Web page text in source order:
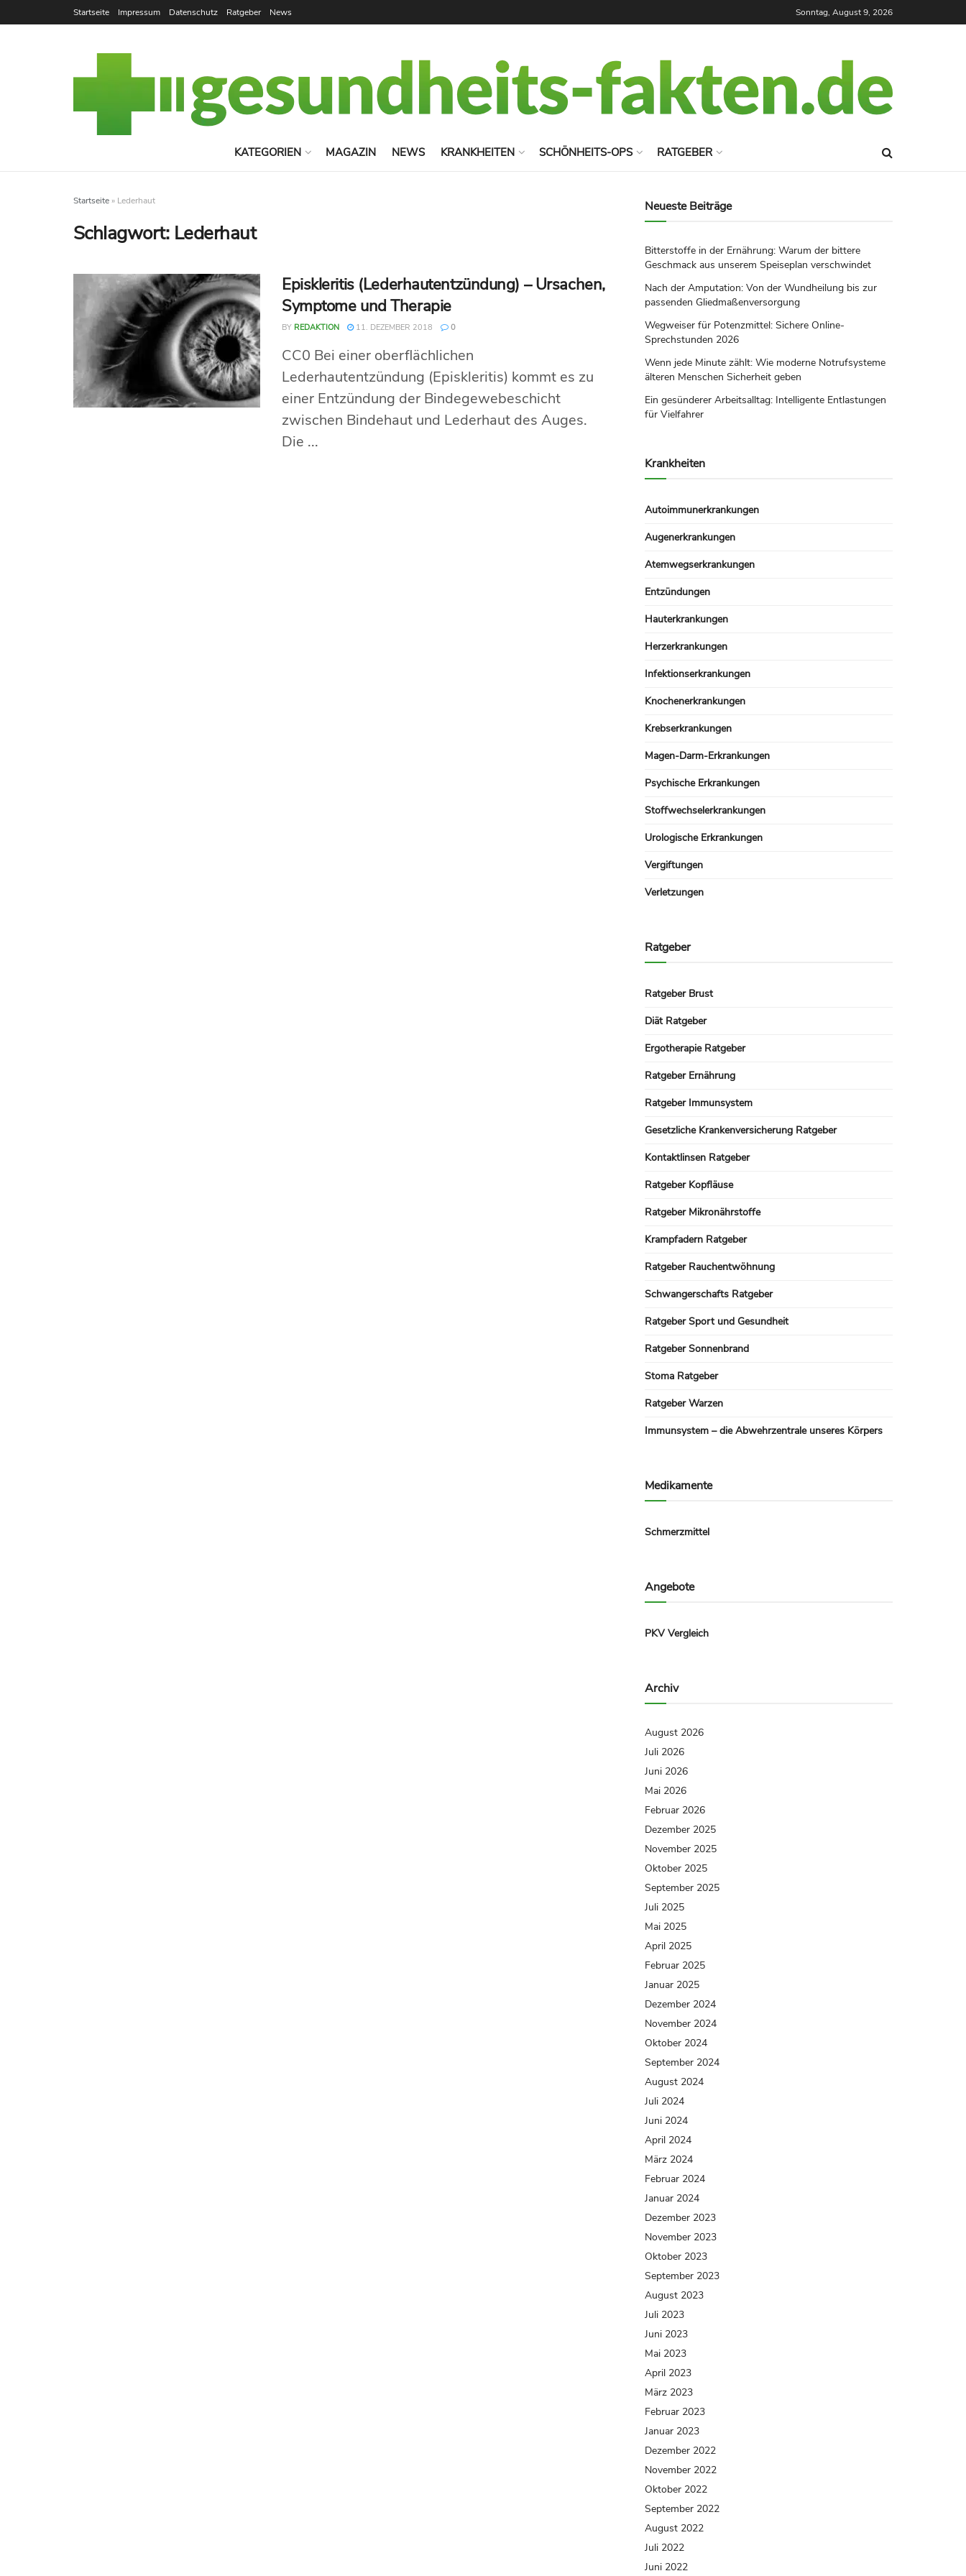
Startseite Impressum Datenschutz Ratgeber News Sonntag, August 9, 2026
KATEGORIEN MAGAZIN NEWS KRANKHEITEN SCHÖNHEITS-OPS RATGEBER
Startseite » Lederhaut
Schlagwort: Lederhaut
Episkleritis (Lederhautentzündung) – Ursachen,
Symptome und Therapie
BY REDAKTION 11. DEZEMBER 2018 0
CC0 Bei einer oberflächlichen
Lederhautentzündung (Episkleritis) kommt es zu
einer Entzündung der Bindegewebeschicht
zwischen Bindehaut und Lederhaut des Auges.
Die ...
Neueste Beiträge
Bitterstoffe in der Ernährung: Warum der bittere
Geschmack aus unserem Speiseplan verschwindet
Nach der Amputation: Von der Wundheilung bis zur
passenden Gliedmaßenversorgung
Wegweiser für Potenzmittel: Sichere Online-
Sprechstunden 2026
Wenn jede Minute zählt: Wie moderne Notrufsysteme
älteren Menschen Sicherheit geben
Ein gesünderer Arbeitsalltag: Intelligente Entlastungen
für Vielfahrer
Krankheiten
Autoimmunerkrankungen
Augenerkrankungen
Atemwegserkrankungen
Entzündungen
Hauterkrankungen
Herzerkrankungen
Infektionserkrankungen
Knochenerkrankungen
Krebserkrankungen
Magen-Darm-Erkrankungen
Psychische Erkrankungen
Stoffwechselerkrankungen
Urologische Erkrankungen
Vergiftungen
Verletzungen
Ratgeber
Ratgeber Brust
Diät Ratgeber
Ergotherapie Ratgeber
Ratgeber Ernährung
Ratgeber Immunsystem
Gesetzliche Krankenversicherung Ratgeber
Kontaktlinsen Ratgeber
Ratgeber Kopfläuse
Ratgeber Mikronährstoffe
Krampfadern Ratgeber
Ratgeber Rauchentwöhnung
Schwangerschafts Ratgeber
Ratgeber Sport und Gesundheit
Ratgeber Sonnenbrand
Stoma Ratgeber
Ratgeber Warzen
Immunsystem – die Abwehrzentrale unseres Körpers
Medikamente
Schmerzmittel
Angebote
PKV Vergleich
Archiv
August 2026
Juli 2026
Juni 2026
Mai 2026
Februar 2026
Dezember 2025
November 2025
Oktober 2025
September 2025
Juli 2025
Mai 2025
April 2025
Februar 2025
Januar 2025
Dezember 2024
November 2024
Oktober 2024
September 2024
August 2024
Juli 2024
Juni 2024
April 2024
März 2024
Februar 2024
Januar 2024
Dezember 2023
November 2023
Oktober 2023
September 2023
August 2023
Juli 2023
Juni 2023
Mai 2023
April 2023
März 2023
Februar 2023
Januar 2023
Dezember 2022
November 2022
Oktober 2022
September 2022
August 2022
Juli 2022
Juni 2022